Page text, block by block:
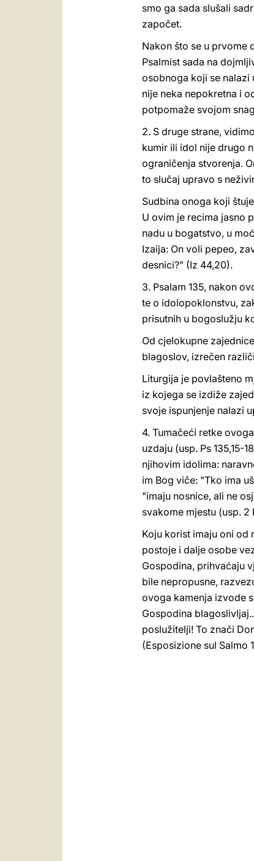
smo ga sada slušali
započet.
Nakon što se u prvome
Psalmist sada na
osobnoga koji se nalazi
nije neka nepokretna i
potpomaže svojom
2. S druge strane,
kumir ili idol nije drugo
ograničenja stvorenja.
to slučaj upravo s
Sudbina onoga koji
U ovim je recima jasno
nadu u bogatstvo, u
Izaija: On voli pepeo,
desnici?" (Iz 44,20).
3. Psalam 135, nakon
te o idolopoklonstvu,
prisutnih u bogoslužju
Od cjelokupne
blagoslov, izrečen
Liturgija je povlašteno
iz kojega se izdiže
svoje ispunjenje nalazi
4. Tumačeći retke
uzdaju (usp. Ps 135,15-
njihovim idolima:
im Bog viče: "Tko ima
"imaju nosnice, ali ne
svakome mjestu (usp. 2
Koju korist imaju oni od
postoje i dalje osobe
Gospodina, prihvaćaju
bile nepropusne,
ovoga kamenja izvode
Gospodina
poslužitelji! To znači
(Esposizione sul Salmo